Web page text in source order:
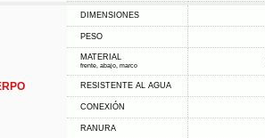
DIMENSIONES
PESO
MATERIAL
frente, abajo, marco
RESISTENTE AL AGUA
CONEXIÓN
RANURA